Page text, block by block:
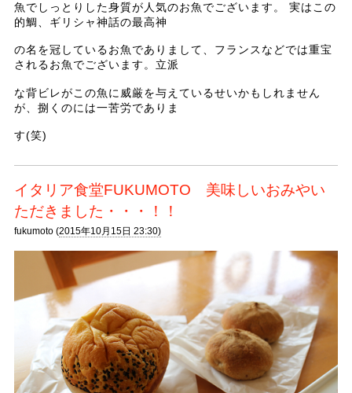
魚でしっとりした身質が人気のお魚でございます。 実はこの
的鯛、ギリシャ神話の最高神
の名を冠しているお魚でありまして、フランスなどでは重宝
されるお魚でございます。立派
な背ビレがこの魚に威厳を与えているせいかもしれません
が、捌くのには一苦労でありま
す(笑)
イタリア食堂FUKUMOTO 美味しいおみやい
ただきました・・・！！
fukumoto (2015年10月15日 23:30)